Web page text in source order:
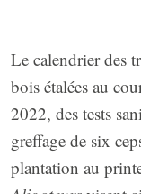
Le calendrier des
bois étalées au
2022, des tests
greffage de six
plantation au